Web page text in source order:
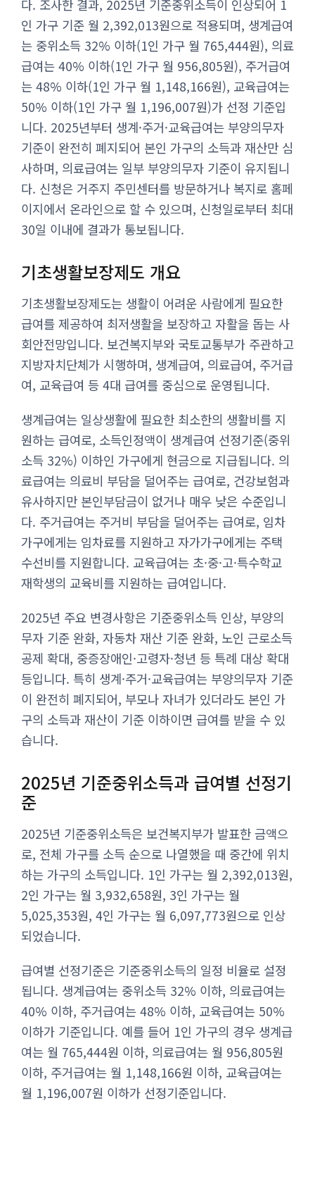
다. 조사한 결과, 2025년 기준중위소득이 인상되어 1
인 가구 기준 월 2,392,013원으로 적용되며, 생계급여
는 중위소득 32% 이하(1인 가구 월 765,444원), 의료
급여는 40% 이하(1인 가구 월 956,805원), 주거급여
는 48% 이하(1인 가구 월 1,148,166원), 교육급여는
50% 이하(1인 가구 월 1,196,007원)가 선정 기준입
니다. 2025년부터 생계·주거·교육급여는 부양의무자
기준이 완전히 폐지되어 본인 가구의 소득과 재산만 심
사하며, 의료급여는 일부 부양의무자 기준이 유지됩니
다. 신청은 거주지 주민센터를 방문하거나 복지로 홈페
이지에서 온라인으로 할 수 있으며, 신청일로부터 최대
30일 이내에 결과가 통보됩니다.
기초생활보장제도 개요
기초생활보장제도는 생활이 어려운 사람에게 필요한
급여를 제공하여 최저생활을 보장하고 자활을 돕는 사
회안전망입니다. 보건복지부와 국토교통부가 주관하고
지방자치단체가 시행하며, 생계급여, 의료급여, 주거급
여, 교육급여 등 4대 급여를 중심으로 운영됩니다.
생계급여는 일상생활에 필요한 최소한의 생활비를 지
원하는 급여로, 소득인정액이 생계급여 선정기준(중위
소득 32%) 이하인 가구에게 현금으로 지급됩니다. 의
료급여는 의료비 부담을 덜어주는 급여로, 건강보험과
유사하지만 본인부담금이 없거나 매우 낮은 수준입니
다. 주거급여는 주거비 부담을 덜어주는 급여로, 임차
가구에게는 임차료를 지원하고 자가가구에게는 주택
수선비를 지원합니다. 교육급여는 초·중·고·특수학교
재학생의 교육비를 지원하는 급여입니다.
2025년 주요 변경사항은 기준중위소득 인상, 부양의
무자 기준 완화, 자동차 재산 기준 완화, 노인 근로소득
공제 확대, 중증장애인·고령자·청년 등 특례 대상 확대
등입니다. 특히 생계·주거·교육급여는 부양의무자 기준
이 완전히 폐지되어, 부모나 자녀가 있더라도 본인 가
구의 소득과 재산이 기준 이하이면 급여를 받을 수 있
습니다.
2025년 기준중위소득과 급여별 선정기
준
2025년 기준중위소득은 보건복지부가 발표한 금액으
로, 전체 가구를 소득 순으로 나열했을 때 중간에 위치
하는 가구의 소득입니다. 1인 가구는 월 2,392,013원,
2인 가구는 월 3,932,658원, 3인 가구는 월
5,025,353원, 4인 가구는 월 6,097,773원으로 인상
되었습니다.
급여별 선정기준은 기준중위소득의 일정 비율로 설정
됩니다. 생계급여는 중위소득 32% 이하, 의료급여는
40% 이하, 주거급여는 48% 이하, 교육급여는 50%
이하가 기준입니다. 예를 들어 1인 가구의 경우 생계급
여는 월 765,444원 이하, 의료급여는 월 956,805원
이하, 주거급여는 월 1,148,166원 이하, 교육급여는
월 1,196,007원 이하가 선정기준입니다.